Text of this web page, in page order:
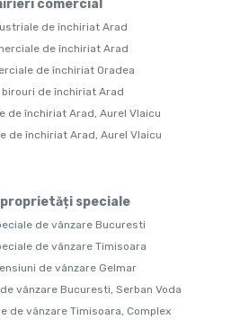
comercial
de închiriat Arad
de închiriat Arad
de închiriat Oradea
de închiriat Arad
de închiriat Arad, Aurel Vlaicu
de închiriat Arad, Aurel Vlaicu
speciale
de vânzare Bucuresti
de vânzare Timisoara
de vânzare Gelmar
vânzare Bucuresti, Serban Voda
de vânzare Timisoara, Complex